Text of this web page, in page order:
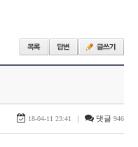
18-04-11 23:41 | 댓글 946